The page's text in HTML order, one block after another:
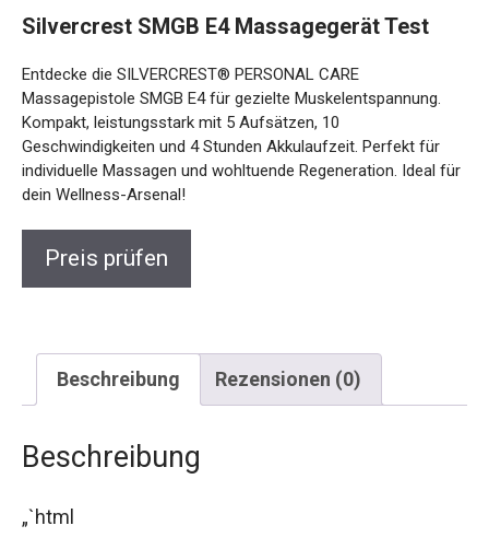
Silvercrest SMGB E4 Massagegerät Test
Entdecke die SILVERCREST® PERSONAL CARE
Massagepistole SMGB E4 für gezielte Muskelentspannung.
Kompakt, leistungsstark mit 5 Aufsätzen, 10
Geschwindigkeiten und 4 Stunden Akkulaufzeit. Perfekt für
individuelle Massagen und wohltuende Regeneration. Ideal für
dein Wellness-Arsenal!
Preis prüfen
Beschreibung Rezensionen (0)
Beschreibung
„`html